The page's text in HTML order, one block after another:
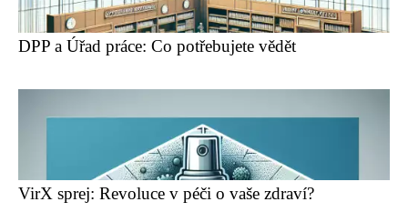
DPP a Úřad práce: Co potřebujete vědět
VirX sprej: Revoluce v péči o vaše zdraví?